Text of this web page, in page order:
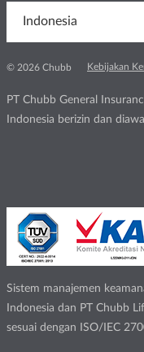
Indonesia
© 2026 Chubb Kebijakan
PT Chubb General
Indonesia berizin dan
Sistem manajemen
Indonesia dan PT Chubb
sesuai dengan ISO/IEC